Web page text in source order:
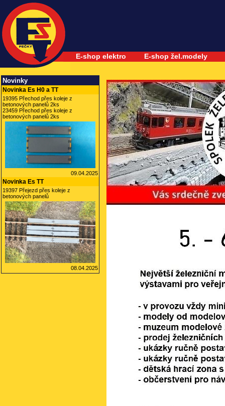
Novinky
Novinka Es H0 a TT
19395 Přechod přes koleje z
betonových panelů 2ks
23459 Přechod přes koleje z
betonových panelů 2ks
09.04.2025
Novinka Es TT
19397 Přejezd přes koleje z
betonových panelů
08.04.2025
E-shop elektro E-shop žel.modely